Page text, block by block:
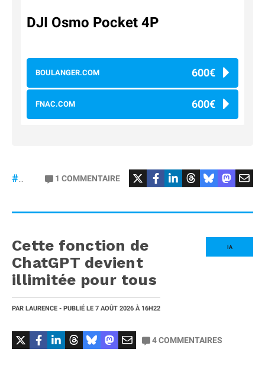
DJI Osmo Pocket 4P
BOULANGER.COM 600€
FNAC.COM 600€
#DJI #osmopocket4P
1 COMMENTAIRE
IA
Cette fonction de
ChatGPT devient
illimitée pour tous
PAR LAURENCE - PUBLIÉ LE 7 AOÛT 2026 À 16H22
4COMMENTAIRES